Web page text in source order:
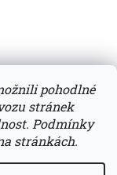
pohodlné
stránek
Podmínky
stránkách.
na Instagramu